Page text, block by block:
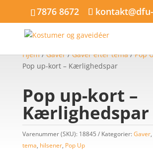
7876 8672
Hjem/Gaver/Gaver efter tema/Pop
Pop up-kort – Kærlighedspar
Pop up-kort –
Kærlighedspar
Varenummer (SKU): 18845 Kategorier:Gaver,
tema, hilsener, Pop Up